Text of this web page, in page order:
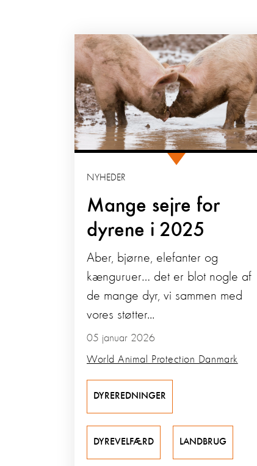
Mange sejre for
dyrene i 2025
NYHEDER
05 januar 2026
World Animal Protection Danmark
Aber, bjørne, elefanter og
kænguruer… det er blot nogle af
de mange dyr, vi sammen med
vores støtter...
DYREREDNINGER
DYREVELFÆRD LANDBRUG